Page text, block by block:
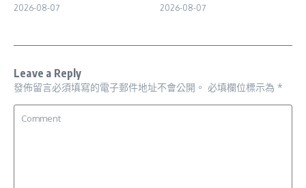
2026-08-07 2026-08-07
Leave a Reply
發佈留言必須填寫的電子郵件地址不會公開。 必填欄位標示為 *